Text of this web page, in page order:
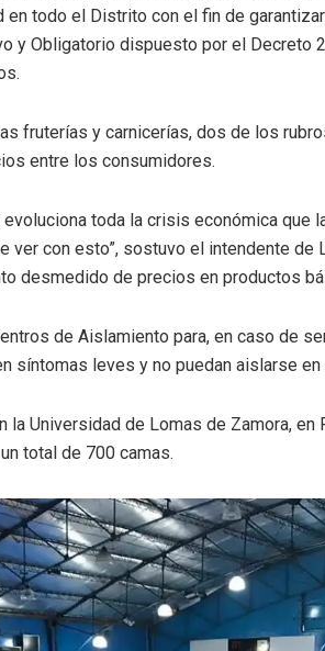
todo el Distrito con el fin de
y Obligatorio dispuesto por el Decreto
fruterías y carnicerías, dos de los
entre los consumidores.
toda la crisis económica que
ver con esto”, sostuvo el intendente de
desmedido de precios en productos
de Aislamiento para, en caso de
síntomas leves y no puedan aislarse en
Universidad de Lomas de Zamora, en
total de 700 camas.